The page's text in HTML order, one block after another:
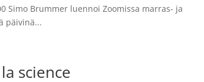
Simo Brummer luennoi Zoomissa marras- ja
päivinä...
science